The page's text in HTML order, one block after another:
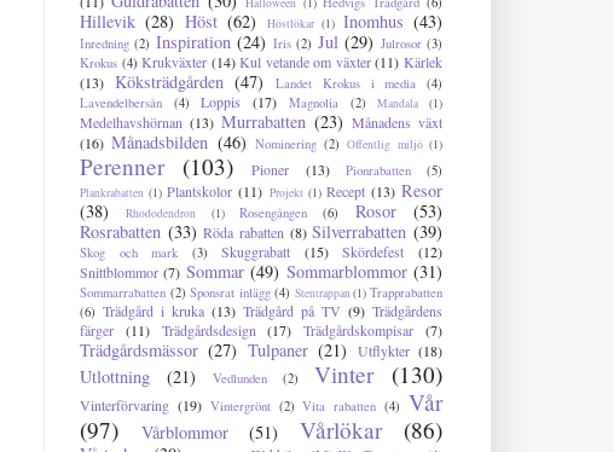
Halloween (1)
Hillevik (28) Höst (62) Höstlökar (1) Inomhus (43)
Inredning (2) Inspiration (24) Iris (2) Jul (29) Julrosor (3)
Krokus (4) Krukväxter (14) Kul vetande om växter (11) Kärlek
(13) Köksträdgården (47) Landet Krokus i media
(4)
Lavendelbersån
(4) Loppis (17) Magnolia (2) Mandala (1)
Medelhavshörnan (13) Murrabatten (23) Månadens växt
(16) Månadsbilden (46) Nominering (2) Offentlig miljö (1)
Perenner (103) Pioner (13) Pionrabatten (5)
Plankrabatten (1) Plantskolor (11) Projekt (1) Recept (13) Resor
(38)
Rhododendron (1) Rosengången (6) Rosor
(53)
Rosrabatten (33) Röda rabatten (8) Silverrabatten (39)
Skog och mark (3) Skuggrabatt (15) Skördefest
(12)
Snittblommor (7) Sommar (49) Sommarblommor (31)
Sommarrabatten (2) Sponsrat inlägg (4) Stentrappan(1) Trapprabatten
(6) Trädgård i kruka (13) Trädgård på TV (9) Trädgårdens
färger
(11) Trädgårdsdesign (17) Trädgårdskompisar (7)
Trädgårdsmässor (27) Tulpaner (21) Utflykter (18)
Utlottning (21) Vedlunden (2) Vinter (130)
Vinterförvaring (19) Vintergrönt (2) Vita rabatten (4) Vår
(97)
Vårblommor (51) Vårlökar (86)